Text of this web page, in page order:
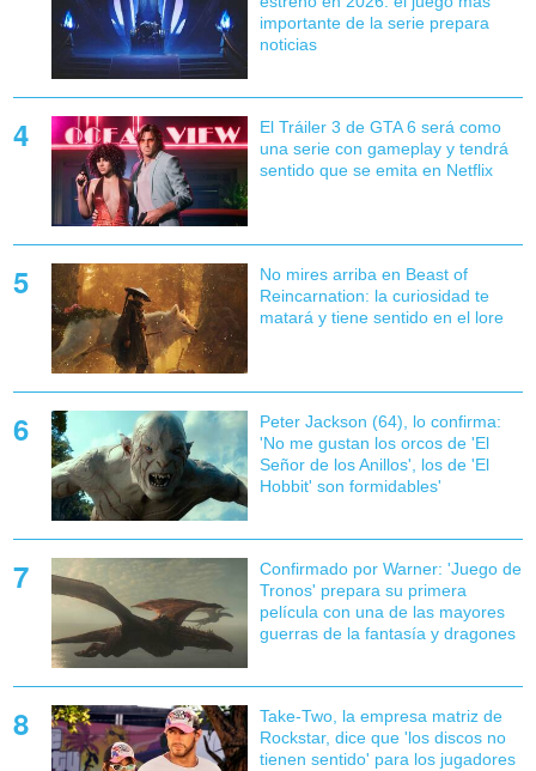
importante de la serie prepara
noticias
El Tráiler 3 de GTA 6 será como
una serie con gameplay y tendrá
sentido que se emita en Netflix
No mires arriba en Beast of
Reincarnation: la curiosidad te
matará y tiene sentido en el lore
Peter Jackson (64), lo confirma:
'No me gustan los orcos de 'El
Señor de los Anillos', los de 'El
Hobbit' son formidables'
Confirmado por Warner: 'Juego de
Tronos' prepara su primera
película con una de las mayores
guerras de la fantasía y dragones
Take-Two, la empresa matriz de
Rockstar, dice que 'los discos no
tienen sentido' para los jugadores